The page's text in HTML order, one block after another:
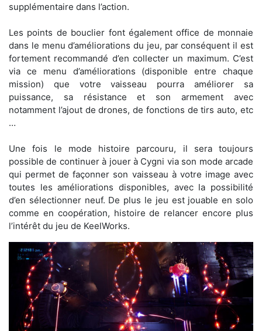
supplémentaire dans l’action.
Les points de bouclier font également office de monnaie
dans le menu d’améliorations du jeu, par conséquent il est
fortement recommandé d’en collecter un maximum. C’est
via ce menu d’améliorations (disponible entre chaque
mission) que votre vaisseau pourra améliorer sa
puissance, sa résistance et son armement avec
notamment l’ajout de drones, de fonctions de tirs auto, etc
…
Une fois le mode histoire parcouru, il sera toujours
possible de continuer à jouer à Cygni via son mode arcade
qui permet de façonner son vaisseau à votre image avec
toutes les améliorations disponibles, avec la possibilité
d’en sélectionner neuf. De plus le jeu est jouable en solo
comme en coopération, histoire de relancer encore plus
l’intérêt du jeu de KeelWorks.